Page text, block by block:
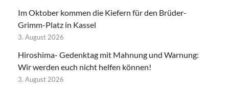
Im Oktober kommen die Kiefern für den Brüder-
Grimm-Platz in Kassel
3. August 2026
Hiroshima- Gedenktag mit Mahnung und Warnung:
Wir werden euch nicht helfen können!
3. August 2026